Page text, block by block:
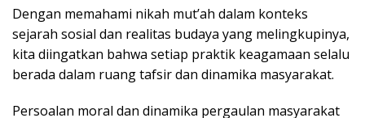
Dengan memahami nikah mut’ah dalam konteks
sejarah sosial dan realitas budaya yang melingkupinya,
kita diingatkan bahwa setiap praktik keagamaan selalu
berada dalam ruang tafsir dan dinamika masyarakat.
Persoalan moral dan dinamika pergaulan masyarakat